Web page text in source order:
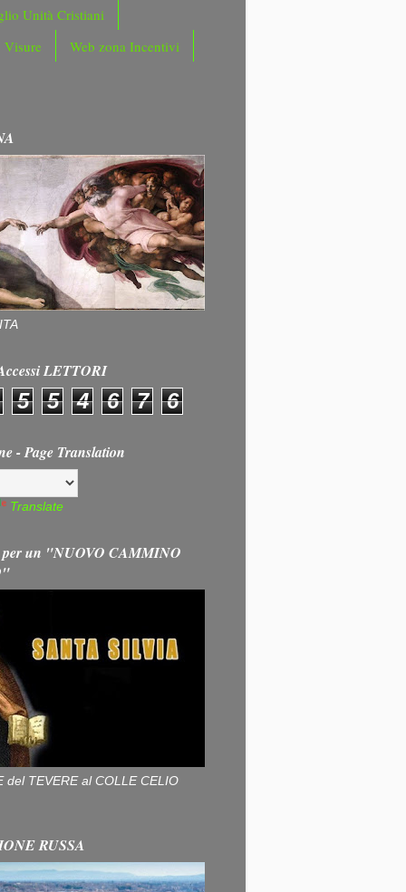
Unità Cristiani
Visure
Web zona Incentivi
LETTORI
5 5 4 6 7 6
- Page Translation
Translate
per un "NUOVO CAMMINO
del TEVERE al COLLE CELIO
RUSSA